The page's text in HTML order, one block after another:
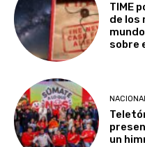
TIME
de los
sobre
un